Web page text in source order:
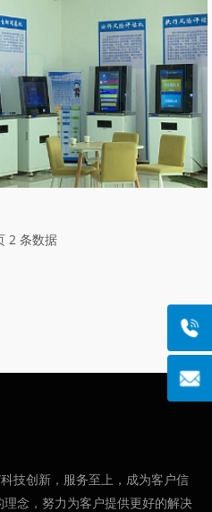
2 条数据
技创新，服务至上，成为客户信
念，努力为客户提供更好的解决